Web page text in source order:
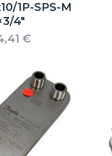
Es befinden sich
1P-SPS-M
4″
€